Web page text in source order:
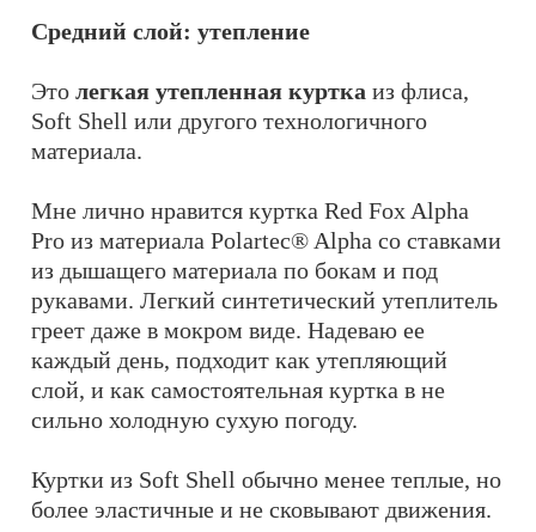
Средний слой: утепление
Это легкая утепленная куртка из флиса,
Soft Shell или другого технологичного
материала.
Мне лично нравится куртка Red Fox Alpha
Pro из материала Polartec® Alpha со ставками
из дышащего материала по бокам и под
рукавами. Легкий синтетический утеплитель
греет даже в мокром виде. Надеваю ее
каждый день, подходит как утепляющий
слой, и как самостоятельная куртка в не
сильно холодную сухую погоду.
Куртки из Soft Shell обычно менее теплые, но
более эластичные и не сковывают движения.